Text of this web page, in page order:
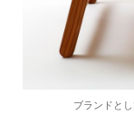
ブランドと